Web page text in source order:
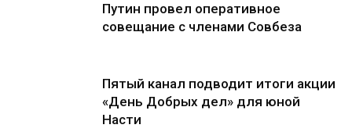
Путин провел оперативное
совещание с членами Совбеза
Пятый канал подводит итоги акции
«День Добрых дел» для юной
Насти